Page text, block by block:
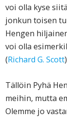
voi olla kyse
jonkun toisen
Hengen
voi olla
(Richard G. Scott
Tällöin Pyhä
meihin, mutta
Olemme jo